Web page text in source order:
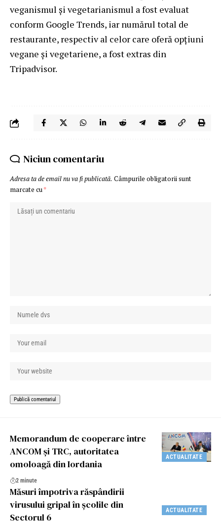
veganismul și vegetarianismul a fost evaluat
conform Google Trends, iar numărul total de
restaurante, respectiv al celor care oferă opțiuni
vegane și vegetariene, a fost extras din
Tripadvisor.
Niciun comentariu
Adresa ta de email nu va fi publicată. Câmpurile obligatorii sunt
marcate cu*
ACTUALITATE
Memorandum de cooperare între
ANCOM și TRC, autoritatea
omoloagă din Iordania
2 minute
ACTUALITATE
Măsuri împotriva răspândirii
virusului gripal în şcolile din
Sectorul 6